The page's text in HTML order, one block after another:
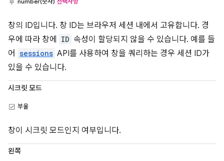
창의 ID입니다. 창 ID는 브라우저 세션 내에서 고유합니다. 경
우에 따라 창에
ID 속성이 할당되지 않을 수 있습니다. 예를 들
어 sessions API를 사용하여 창을 쿼리하는 경우 세션 ID가
있을 수 있습니다.
시크릿 모드
부울
창이 시크릿 모드인지 여부입니다.
왼쪽